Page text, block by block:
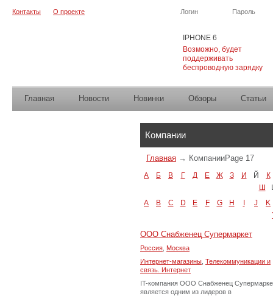
IPHONE 6
Возможно, будет
поддерживать
беспроводную зарядку
Логин Пароль
Контакты О проекте
Главная Новости Новинки Обзоры Cтатьи
Компании
Главная → КомпанииPage 17
А Б В Г Д Е Ж З И Й
К
Ш
A
B C D E F G H J
K
ООО Снабженец Супермаркет
Россия Москва
Интернет-магазины Телекоммуникации и
связь. Интернет
IT-компания ООО Снабженец
является одним из лидеров в